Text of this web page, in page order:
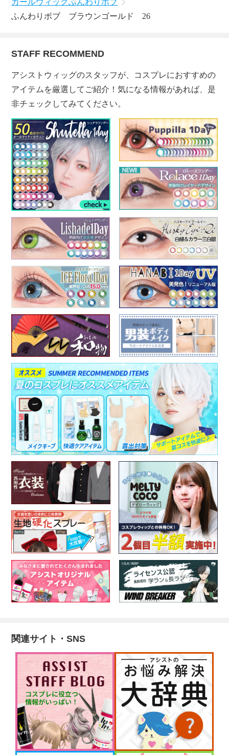
カールウィッグふんわりボブ
ふんわりボブ ブラウンゴールド 26
STAFF RECOMMEND
アシストウィッグのスタッフが、コスプレにおすすめの
アイテムを厳選してご紹介！気になる情報があれば、是
非チェックしてみてください。
関連サイト・SNS